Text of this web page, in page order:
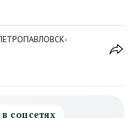
соцсетях